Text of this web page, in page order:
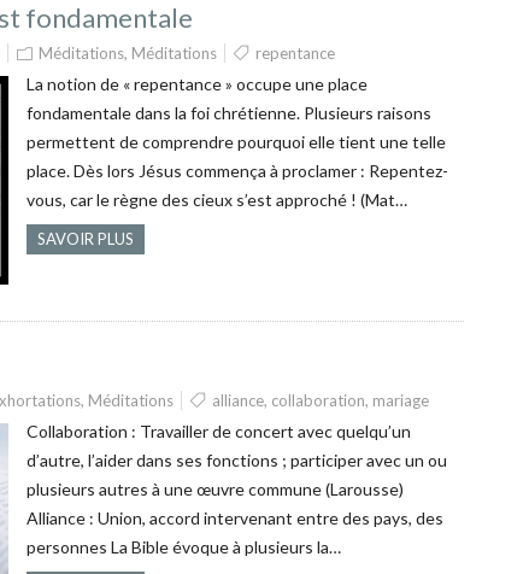
fondamentale
Méditations, Méditations repentance
La notion de « repentance » occupe une place
fondamentale dans la foi chrétienne. Plusieurs raisons
permettent de comprendre pourquoi elle tient une telle
place. Dès lors Jésus commença à proclamer : Repentez-
vous, car le règne des cieux s’est approché ! (Mat…
SAVOIR PLUS
, Méditations alliance, collaboration, mariage
Collaboration : Travailler de concert avec quelqu’un
d’autre, l’aider dans ses fonctions ; participer avec un ou
plusieurs autres à une œuvre commune (Larousse)
Alliance : Union, accord intervenant entre des pays, des
personnes La Bible évoque à plusieurs la…